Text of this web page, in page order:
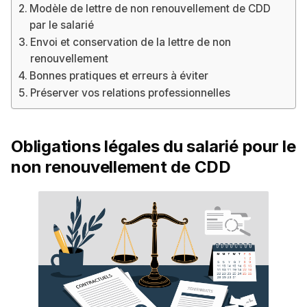
Modèle de lettre de non renouvellement de CDD
par le salarié
Envoi et conservation de la lettre de non
renouvellement
Bonnes pratiques et erreurs à éviter
Préserver vos relations professionnelles
Obligations légales du salarié pour le
non renouvellement de CDD